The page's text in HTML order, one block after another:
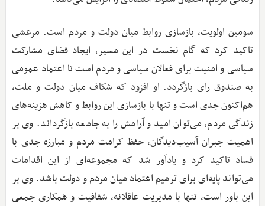
سومین اولویت، بازسازی روابط میان دولت و مردم است. مرعشی
تاکید کرد که گام نخست در این مسیر، ایجاد فضای مشارکت
سیاسی و امنیت برای فعالان سیاسی و مردم است تا اعتماد عمومی
به صندوق رای بازگردد. او افزود که شکاف میان دولت و ملت،
هم‌اکنون جدی است و تنها با بازسازی این روابط و کاهش هزینه‌های
زندگی مردم، می‌توان امید و آرامش را به جامعه بازگرداند. وی بر
اهمیت جبران آسیب‌دیدگان، حفظ کرامت مردم و مبارزه جدی با
فساد تاکید کرد و یادآور شد که مجموعه‌ای از این اقدامات
می‌تواند پایه‌ای برای ترمیم اعتماد میان مردم و دولت باشد. وی بر
این باور است، تنها با مدیریت عاقلانه، شفافیت و همکاری جمعی